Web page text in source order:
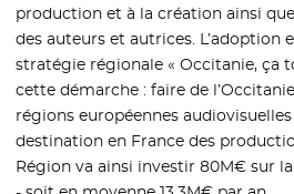
production et à la création ainsi
des auteurs et autrices. L’adoption
stratégie régionale « Occitanie, ça
cette démarche : faire de
régions européennes
destination en France des
Région va ainsi investir 80M€ sur